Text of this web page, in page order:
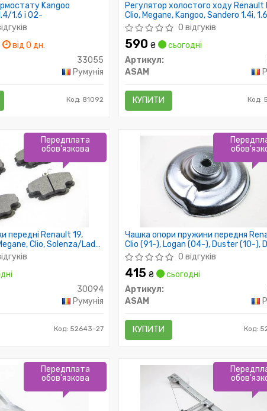
Kangoo
1.6 i 02-
від 0 дн.
33055
Румунія
Код: 81092
Регулятор холостого ходу Renault
Clio, Megane, Kangoo, Sandero 1.4i,
(30812) Asam0 відгуків
590₴
сьогодні
Артикул:
ASAM
КУПИТИ Код:
передні Renault 19,
Clio, Solenza/Lada
Asam
30094
Румунія
Код: 52643-27
Передплата
обов'язкова
Чашка опори пружини передня
Clio (91-), Logan (04-), Duster (10-),
(12-), Kangoo (97-) (80079) Asam
0 відгуків
415₴
сьогодні
Артикул:
ASAM
КУПИТИ Код:
Передплата
обов'язкова